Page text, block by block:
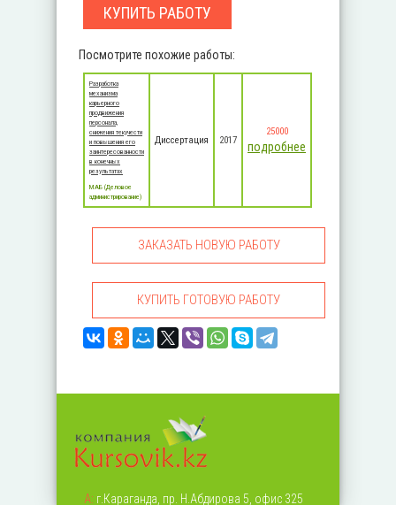
КУПИТЬ РАБОТУ
Посмотрите похожие работы:
Разработка
механизма
карьерного
продвижения
персонала,
снижения текучести
и повышения его
заинтересованности
в конечных
результатах
MАБ (Деловое
администрирование)
Диссертация 2017
25000
подробнее
ЗАКАЗАТЬ НОВУЮ РАБОТУ
КУПИТЬ ГОТОВУЮ РАБОТУ
А: г.Караганда, пр. Н.Абдирова 5, офис 325